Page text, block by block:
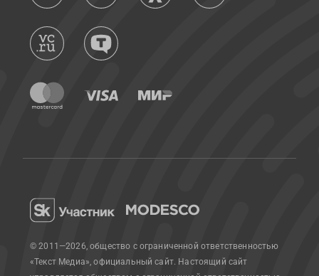
© 2011—2026, общество с ограниченной ответственностью
«Текст Медиа», официальный сайт. Настоящий сайт